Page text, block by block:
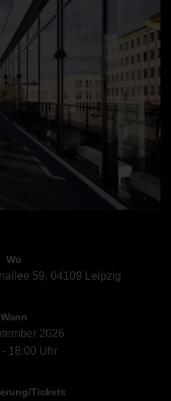
Wo
59, 04109 Leipzig
Wann
2026
- 18:00 Uhr
Tickets